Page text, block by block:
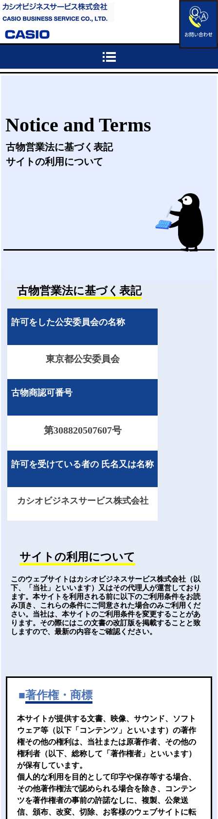
Notice and Terms
古物営業法に基づく表記
サイトの利用について
古物営業法に基づく表記
許可をした公安委員会の名称
東京都公安委員会
古物商認可番号
第308820507607号
許可を受けている者の 氏名又は名称
カシオビジネスサービス株式会社
サイトの利用について
このウェブサイトはカシオビジネスサービス株式会社（以
下、「当社」といいます）又はその代理人が運営しており
ます。本サイトを利用される前に以下のご利用条件をお読
み頂き、これらの条件にご同意された場合のみご利用くだ
さい。当社は、本サイトのご利用条件を変更することがあ
ります。その際にはこの文書の改訂版を掲載することと致
しますので、最新の内容をご確認ください。
■著作権・商標
本サイトが提供する文書、映像、サウンド、ソフト
ウェア等（以下「コンテンツ」といいます）の著作
権その他の権利は、当社または原著作者、その他の
権利者（以下、総称して「著作権者」といいます）
が保有しています。
個人的な利用を目的として印字や保存等する場合、
その他著作権法で認められる場合を除き、コンテン
ツを著作権者の事前の許諾なしに、複製、公衆送
信、頒布、改変、切除、お客様のウェブサイトに転